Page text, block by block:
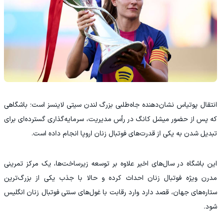
انتقال پوتیاس نشان‌دهنده جاه‌طلبی بزرگ لندن سیتی لاینسز است؛ باشگاهی
که پس از حضور میشل کانگ در رأس مدیریت، سرمایه‌گذاری گسترده‌ای برای
تبدیل شدن به یکی از قدرت‌های فوتبال زنان اروپا انجام داده است.
این باشگاه در سال‌های اخیر علاوه بر توسعه زیرساخت‌ها، یک مرکز تمرینی
مدرن ویژه فوتبال زنان احداث کرده و حالا با جذب یکی از بزرگ‌ترین
ستاره‌های جهان، قصد دارد وارد رقابت با غول‌های سنتی فوتبال زنان انگلیس
شود.